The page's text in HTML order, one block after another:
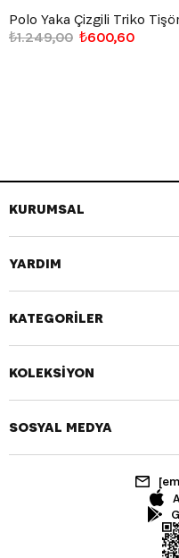
₺600,60
₺1.249,00
KURUMSAL
YARDIM
KATEGORİLER
KOLEKSİYON
SOSYAL MEDYA